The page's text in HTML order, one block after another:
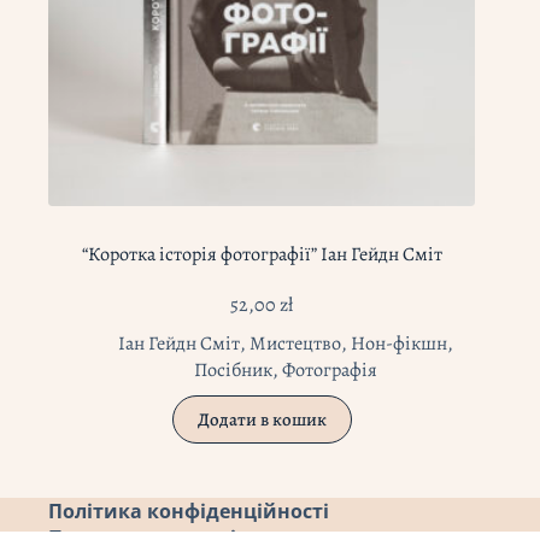
“Коротка історія фотографії” Іан Гейдн Сміт
52,00zł
Іан Гейдн Сміт,Мистецтво, Нон-фікшн,
Посібник,Фотографія
Додати в кошик
Політика конфіденційності